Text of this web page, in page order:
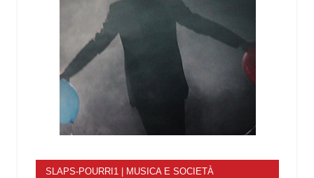
SLAPS-POURRI1 | MUSICA E SOCIETÀ